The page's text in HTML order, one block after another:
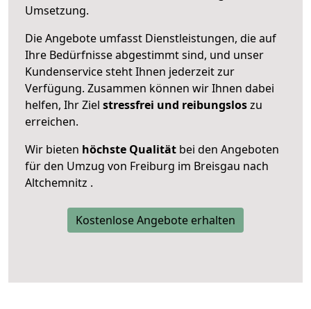
Umsetzung.
Die Angebote umfasst Dienstleistungen, die auf
Ihre Bedürfnisse abgestimmt sind, und unser
Kundenservice steht Ihnen jederzeit zur
Verfügung. Zusammen können wir Ihnen dabei
helfen, Ihr Ziel stressfrei und reibungsloszu
erreichen.
Wir bieten höchste Qualität bei den Angeboten
für den Umzug von Freiburg im Breisgau nach
Altchemnitz .
Kostenlose Angebote erhalten